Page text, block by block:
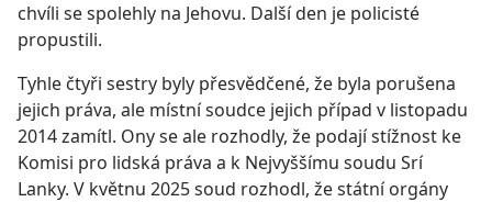
chvíli se spolehly na Jehovu. Další den je policisté
propustili.
Tyhle čtyři sestry byly přesvědčené, že byla porušena
jejich práva, ale místní soudce jejich případ v listopadu
2014 zamítl. Ony se ale rozhodly, že podají stížnost ke
Komisi pro lidská práva a k Nejvyššímu soudu Srí
Lanky. V květnu 2025 soud rozhodl, že státní orgány